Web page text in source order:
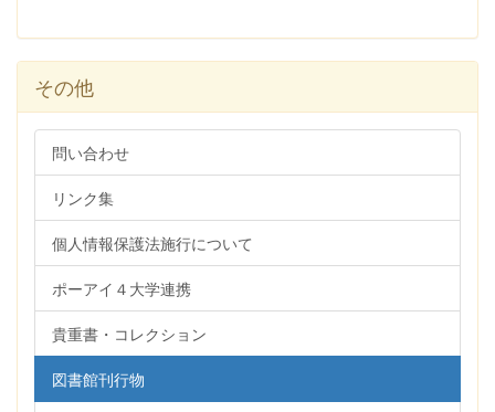
その他
問い合わせ
リンク集
個人情報保護法施行について
ポーアイ４大学連携
貴重書・コレクション
図書館刊行物